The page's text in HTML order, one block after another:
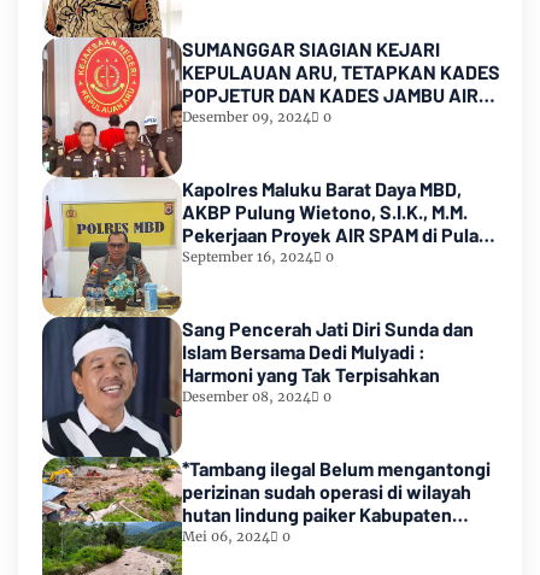
SUMANGGAR SIAGIAN KEJARI
KEPULAUAN ARU, TETAPKAN KADES
POPJETUR DAN KADES JAMBU AIR
SEBAGAI TERSANGKA ( TSK )
ADD dan DD TA 2016 - 2021
Desember 09, 2024 0
Kapolres Maluku Barat Daya MBD,
AKBP Pulung Wietono, S.I.K., M.M.
Pekerjaan Proyek AIR SPAM di Pulau
Marsela Sementara Ditangani Oleh
September 16, 2024 0
Sang Pencerah Jati Diri Sunda dan
Islam Bersama Dedi Mulyadi :
Harmoni yang Tak Terpisahkan
Desember 08, 2024 0
*Tambang ilegal Belum mengantongi
perizinan sudah operasi di wilayah
hutan lindung paiker Kabupaten
Empat lawang Sumsel*
Mei 06, 2024 0